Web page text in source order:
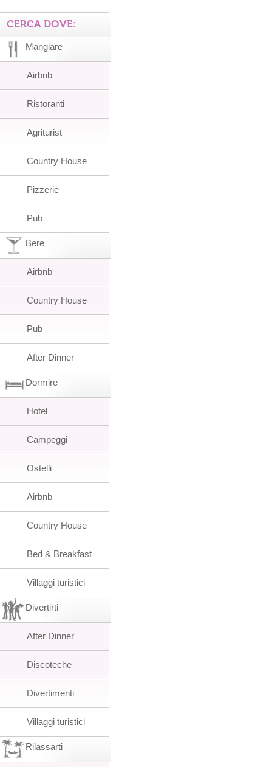
CERCA DOVE:
Mangiare
Airbnb
Ristoranti
Agriturist
Country House
Pizzerie
Pub
Bere
Airbnb
Country House
Pub
After Dinner
Dormire
Hotel
Campeggi
Ostelli
Airbnb
Country House
Bed & Breakfast
Villaggi turistici
Divertirti
After Dinner
Discoteche
Divertimenti
Villaggi turistici
Rilassarti